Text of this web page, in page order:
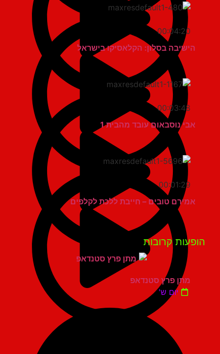
00:04:20
הישיבה בסלון: הקלאסיקו בישראל
00:03:48
אבי נוסבאום עובד מהבית 1
00:01:29
אמירם טובים – חייבת ללכת לקלפים
קרובות
מתן פרץ סטנדאפ
יום ש'